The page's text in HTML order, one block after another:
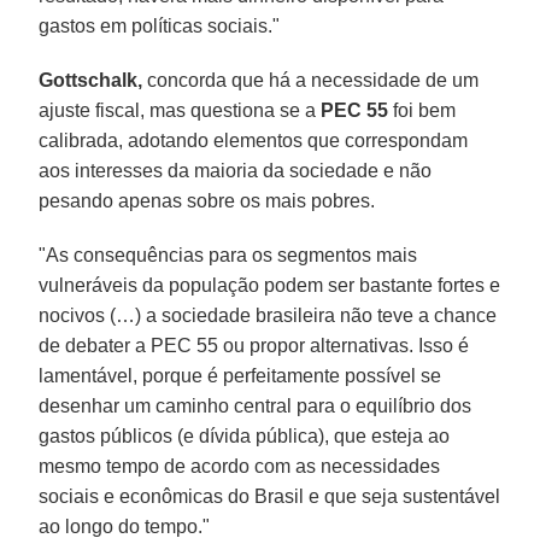
gastos em políticas sociais."
Gottschalk, concorda que há a necessidade de um
ajuste fiscal, mas questiona se a PEC 55 foi bem
calibrada, adotando elementos que correspondam
aos interesses da maioria da sociedade e não
pesando apenas sobre os mais pobres.
"As consequências para os segmentos mais
vulneráveis da população podem ser bastante fortes e
nocivos (…) a sociedade brasileira não teve a chance
de debater a PEC 55 ou propor alternativas. Isso é
lamentável, porque é perfeitamente possível se
desenhar um caminho central para o equilíbrio dos
gastos públicos (e dívida pública), que esteja ao
mesmo tempo de acordo com as necessidades
sociais e econômicas do Brasil e que seja sustentável
ao longo do tempo."